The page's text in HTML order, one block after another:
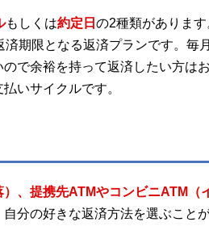
もしくは約定日 の2種類がありま
期限となる返済プランです。毎
で余裕を持って返済したい方は
いサイクルです。
、提携先ATMやコンビニATM（
分の好きな返済方法を選ぶことが